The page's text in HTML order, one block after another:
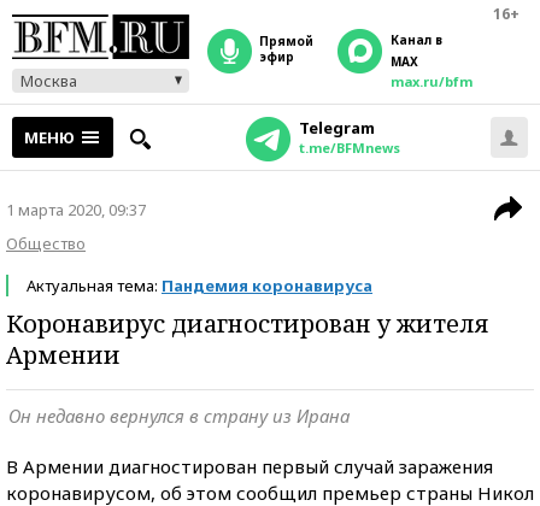
16+
Москва
прямой
эфир
Канал в
MAX
max.ru/bfm
МЕНЮ Telegram
t.me/BFMnews
1 марта 2020, 09:37
Общество
Актуальная тема: Пандемия коронавируса
Коронавирус диагностирован у жителя
Армении
Он недавно вернулся в страну из Ирана
В Армении диагностирован первый случай заражения
коронавирусом, об этом сообщил премьер страны Никол